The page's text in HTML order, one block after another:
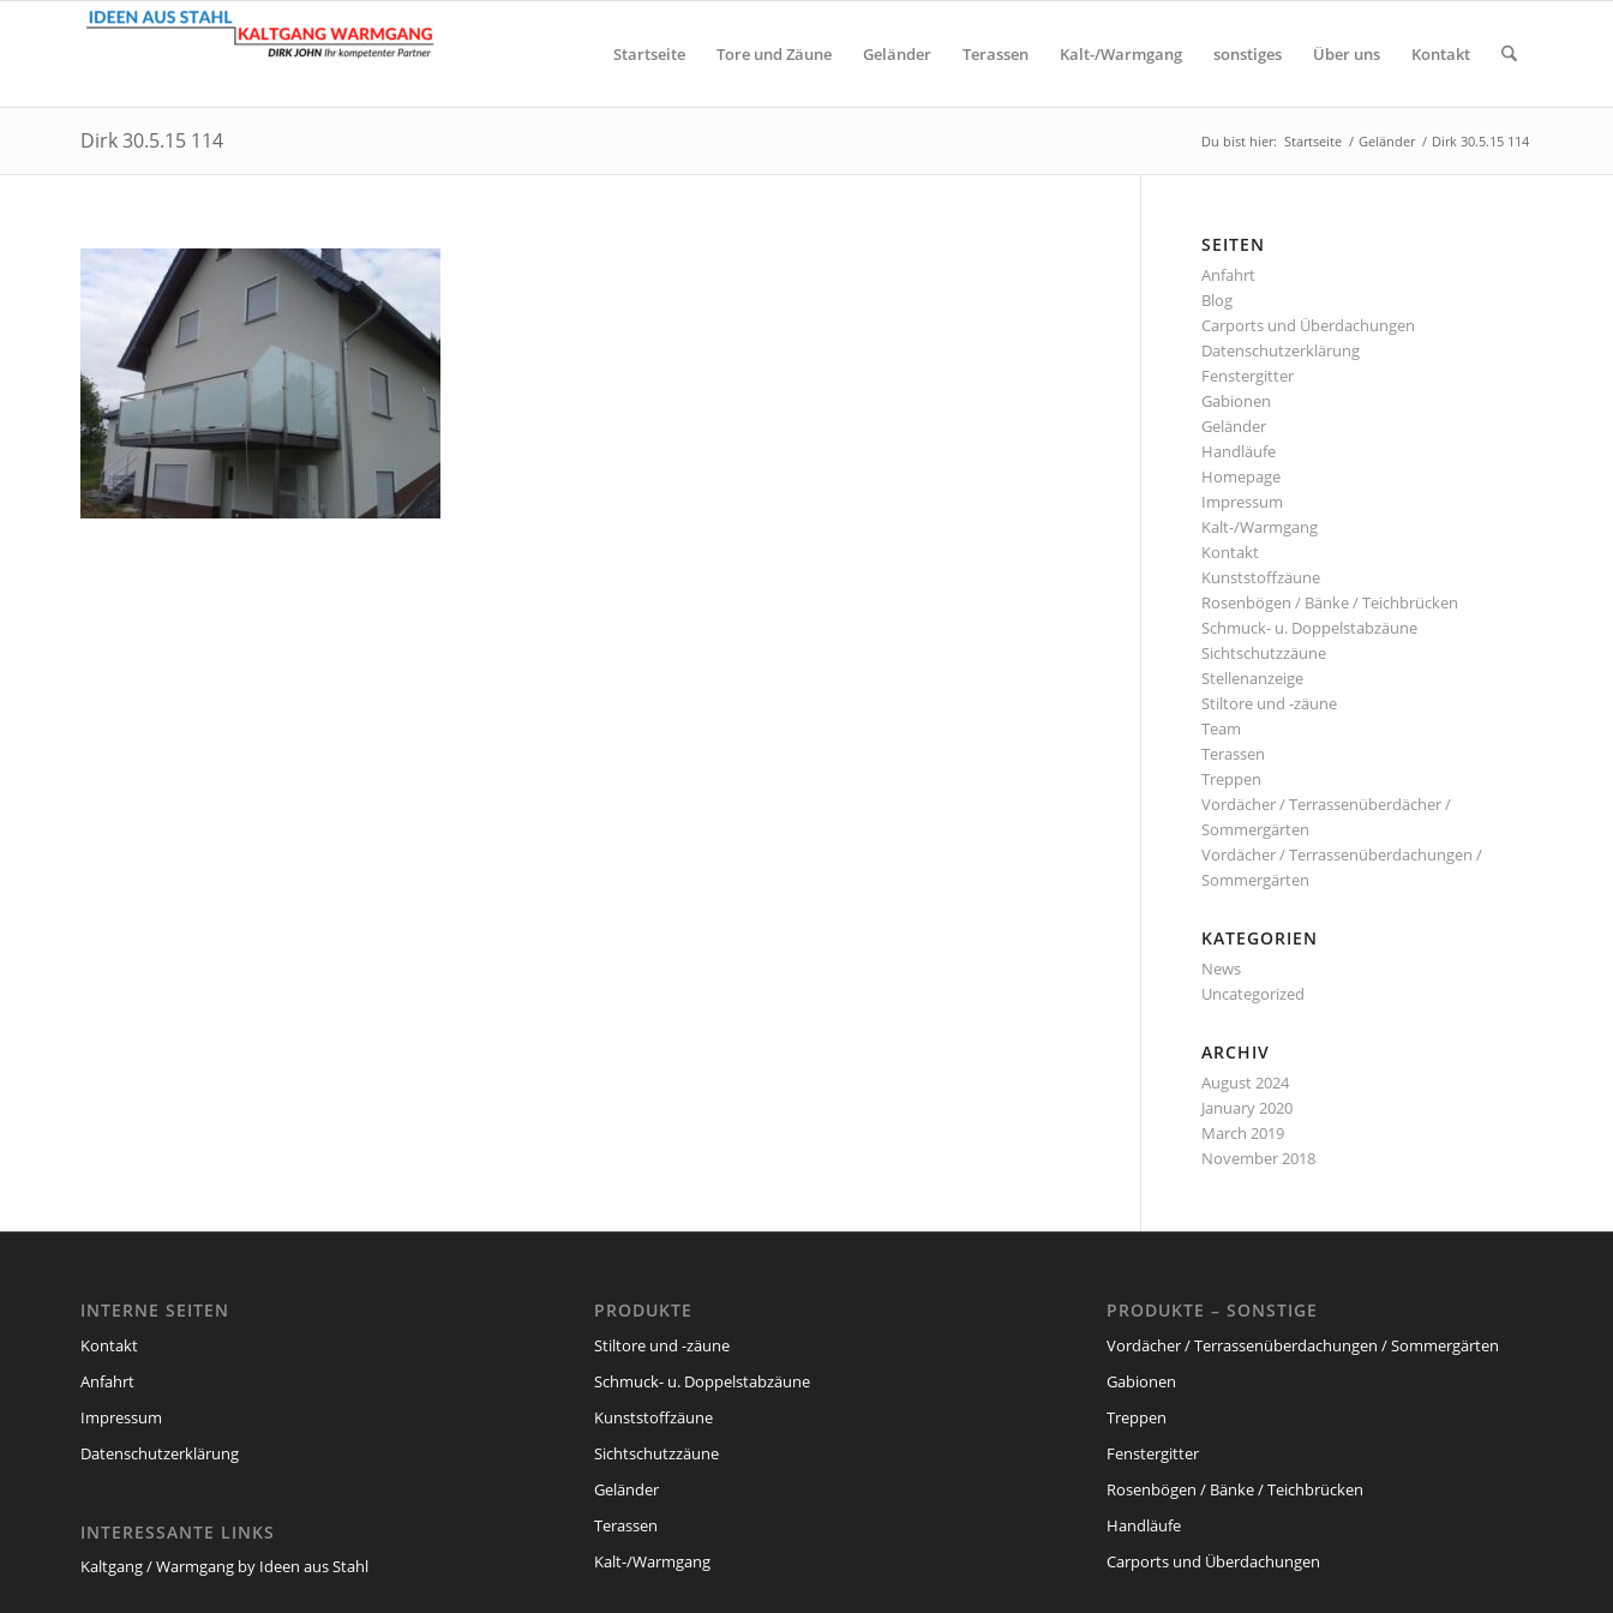
Startseite Tore und Zäune Geländer Terassen Kalt-/Warmgang sonstiges Über uns Kontakt
Dirk 30.5.15 114 Du bist hier: Startseite / Geländer / Dirk 30.5.15 114
SEITEN
Anfahrt
Blog
Carports und Überdachungen
Datenschutzerklärung
Fenstergitter
Gabionen
Geländer
Handläufe
Homepage
Impressum
Kalt-/Warmgang
Kontakt
Kunststoffzäune
Rosenbögen / Bänke / Teichbrücken
Schmuck- u. Doppelstabzäune
Sichtschutzzäune
Stellenanzeige
Stiltore und -zäune
Team
Terassen
Treppen
Vordächer / Terrassenüberdächer /
Sommergärten
Vordächer / Terrassenüberdachungen /
Sommergärten
KATEGORIEN
News
Uncategorized
ARCHIV
August 2024
January 2020
March 2019
November 2018
INTERNE SEITEN
Kontakt
Anfahrt
Impressum
Datenschutzerklärung
INTERESSANTE LINKS
Kaltgang / Warmgang by Ideen aus Stahl
PRODUKTE
Stiltore und -zäune
Schmuck- u. Doppelstabzäune
Kunststoffzäune
Sichtschutzzäune
Geländer
Terassen
Kalt-/Warmgang
PRODUKTE – SONSTIGE
Vordächer / Terrassenüberdachungen / Sommergärten
Gabionen
Treppen
Fenstergitter
Rosenbögen / Bänke / Teichbrücken
Handläufe
Carports und Überdachungen